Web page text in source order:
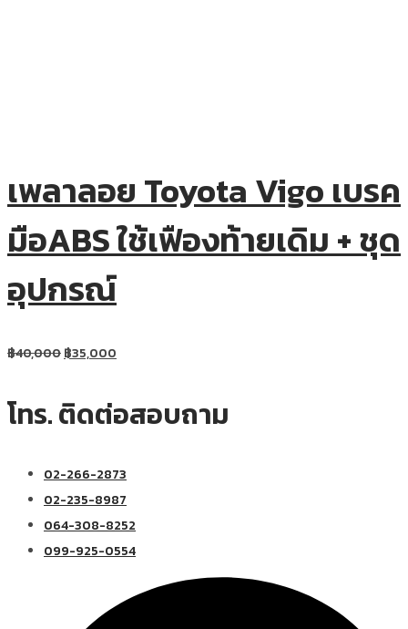
เพลาลอย Toyota Vigo เบรค
มือABS ใช้เฟืองท้ายเดิม + ชุด
อุปกรณ์
฿40,000฿35,000
โทร. ติดต่อสอบถาม
02-266-2873
02-235-8987
064-308-8252
099-925-0554